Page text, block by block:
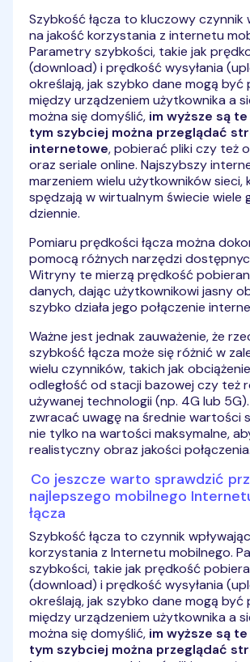
Szybkość łącza to kluczowy czynnik
na jakość korzystania z internetu
Parametry szybkości, takie jak
(download) i prędkość wysyłania
określają, jak szybko dane mogą być
między urządzeniem użytkownika a
można się domyślić, im wyższe są
tym szybciej można przeglądać
internetowe, pobierać pliki czy też
oraz seriale online. Najszybszy
marzeniem wielu użytkowników sieci,
spędzają w wirtualnym świecie wiele
dziennie.
Pomiaru prędkości łącza można
pomocą różnych narzędzi
Witryny te mierzą prędkość
danych, dając użytkownikowi jasny
szybko działa jego połączenie
Ważne jest jednak zauważenie, że
szybkość łącza może się różnić w
wielu czynników, takich jak
odległość od stacji bazowej czy też
używanej technologii (np. 4G lub
zwracać uwagę na średnie wartości
nie tylko na wartości maksymalne,
realistyczny obraz jakości połączenia.
Co jeszcze warto sprawdzić
najlepszego mobilnego
łącza
Szybkość łącza to czynnik
korzystania z Internetu mobilnego.
szybkości, takie jak prędkość
(download) i prędkość wysyłania
określają, jak szybko dane mogą być
między urządzeniem użytkownika a
można się domyślić, im wyższe są
tym szybciej można przeglądać